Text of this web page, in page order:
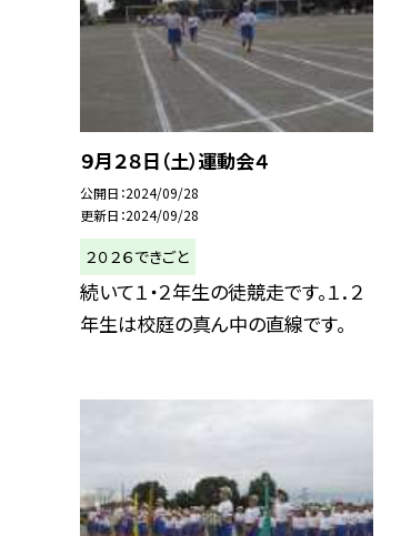
９月２８日（土）運動会４
公開日 2024/09/28
更新日 2024/09/28
２０２６できごと
続いて１・２年生の徒競走です。１．２
年生は校庭の真ん中の直線です。